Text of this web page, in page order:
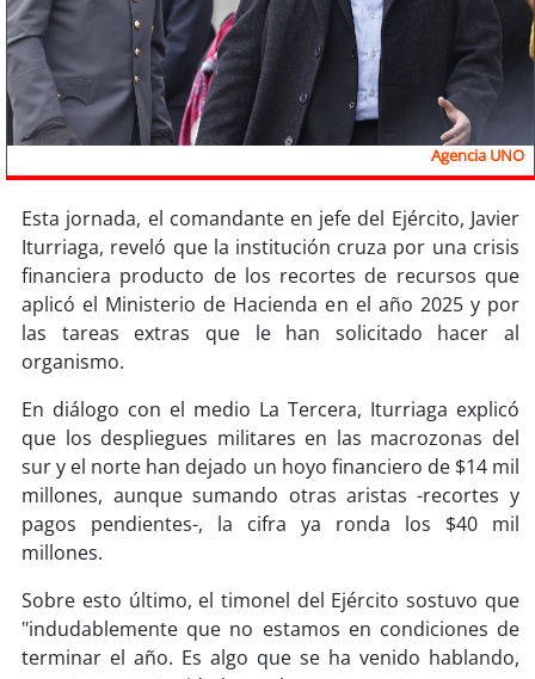
soy arica
soyiquique
soycalama
soycopiapó
soyvalparaíso
soyquillota
soysanantonio
soychillán
soysancarlos
soytalcahuano
soyconcepción
Agencia UNO
Esta jornada, el comandante en jefe del Ejército, Javier
Iturriaga, reveló que la institución cruza por una crisis
financiera producto de los recortes de recursos que
aplicó el Ministerio de Hacienda en el año 2025 y por
las tareas extras que le han solicitado hacer al
organismo.
En diálogo con el medio La Tercera, Iturriaga explicó
que los despliegues militares en las macrozonas del
sur y el norte han dejado un hoyo financiero de $14 mil
millones, aunque sumando otras aristas -recortes y
pagos pendientes-, la cifra ya ronda los $40 mil
millones.
Sobre esto último, el timonel del Ejército sostuvo que
"indudablemente que no estamos en condiciones de
terminar el año. Es algo que se ha venido hablando,